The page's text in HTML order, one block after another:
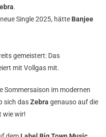
.
Single 2025, hätte Banjee
gemeistert: Das
mit Vollgas mit.
Sommersaison im modernen
sich dasZebra genauso auf die
wie wir!